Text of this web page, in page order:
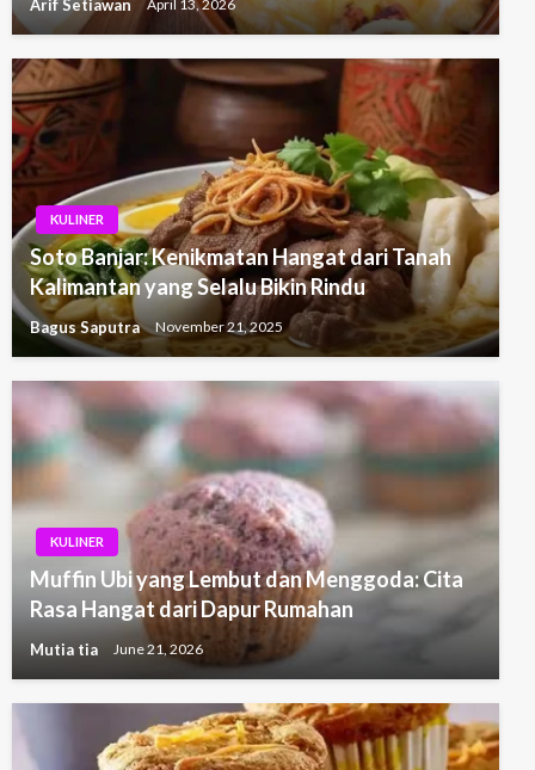
Arif Setiawan April 13, 2026
KULINER
Soto Banjar: Kenikmatan Hangat dari Tanah
Kalimantan yang Selalu Bikin Rindu
Bagus Saputra November 21, 2025
KULINER
Muffin Ubi yang Lembut dan Menggoda: Cita
Rasa Hangat dari Dapur Rumahan
Mutia tia June 21, 2026